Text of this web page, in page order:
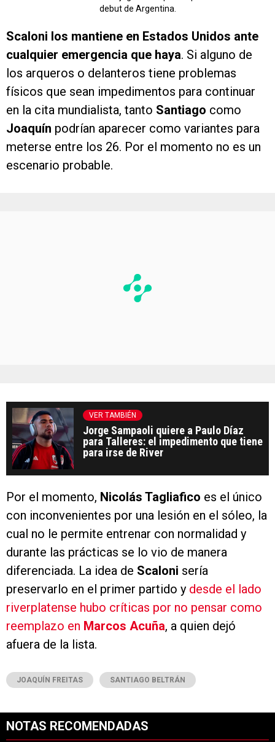
debut de Argentina.
Scaloni los mantiene en Estados Unidos ante
cualquier emergencia que haya. Si alguno de
los arqueros o delanteros tiene problemas
físicos que sean impedimentos para continuar
en la cita mundialista, tanto Santiago como
Joaquín podrían aparecer como variantes para
meterse entre los 26. Por el momento no es un
escenario probable.
VER TAMBIÉN
Jorge Sampaoli quiere a Paulo Díaz
para Talleres: el impedimento que tiene
para irse de River
Por el momento, Nicolás Tagliafico es el único
con inconvenientes por una lesión en el sóleo, la
cual no le permite entrenar con normalidad y
durante las prácticas se lo vio de manera
diferenciada. La idea de Scaloni sería
preservarlo en el primer partido y desde el lado
riverplatense hubo críticas por no pensar como
reemplazo en Marcos Acuña, a quien dejó
afuera de la lista.
JOAQUÍN FREITAS SANTIAGO BELTRÁN
NOTAS RECOMENDADAS